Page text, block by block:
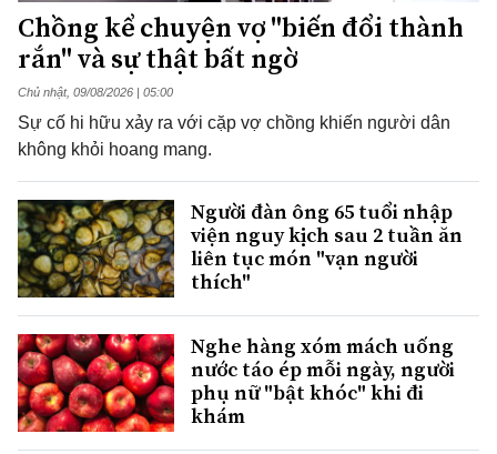
Chồng kể chuyện vợ "biến đổi thành
rắn" và sự thật bất ngờ
Chủ nhật, 09/08/2026 | 05:00
Sự cố hi hữu xảy ra với cặp vợ chồng khiến người dân
không khỏi hoang mang.
Người đàn ông 65 tuổi nhập
viện nguy kịch sau 2 tuần ăn
liên tục món "vạn người
thích"
Nghe hàng xóm mách uống
nước táo ép mỗi ngày, người
phụ nữ "bật khóc" khi đi
khám